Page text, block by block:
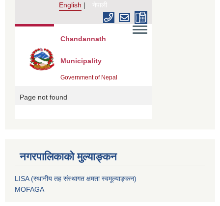
नगरपालिकाको मुल्याङ्कन
LISA (स्थानीय तह संस्थागत क्षमता स्वमूल्याङ्कन)
MOFAGA